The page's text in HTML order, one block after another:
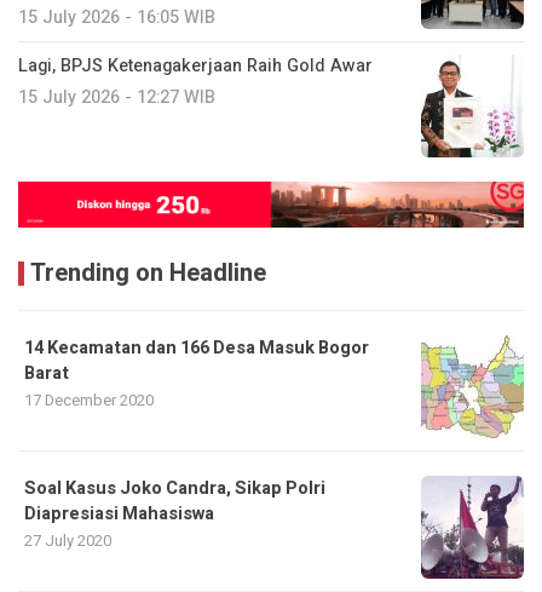
15 July 2026 - 16:05 WIB
Lagi, BPJS Ketenagakerjaan Raih Gold Awar
15 July 2026 - 12:27 WIB
Trending on Headline
14 Kecamatan dan 166 Desa Masuk Bogor
Barat
17 December 2020
Soal Kasus Joko Candra, Sikap Polri
Diapresiasi Mahasiswa
27 July 2020